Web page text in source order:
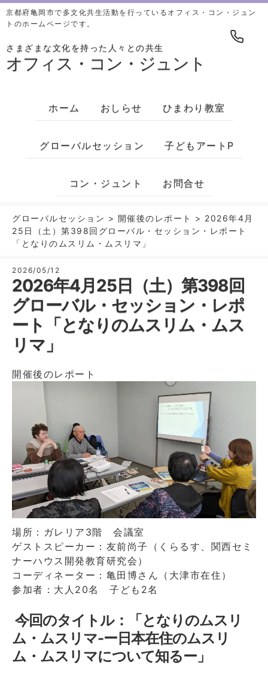
京都府亀岡市で多文化共生活動を行っているオフィス・コン・ジュン
トのホームページです。
さまざまな文化を持った人々との共生
オフィス・コン・ジュント
ホーム おしらせ ひまわり教室
グローバルセッション 子どもアートP
コン・ジュント お問合せ
グローバルセッション > 開催後のレポート > 2026年4月
25日（土）第398回グローバル・セッション・レポート
「となりのムスリム・ムスリマ」
2026/05/12
2026年4月25日（土）第398回
グローバル・セッション・レポ
ート「となりのムスリム・ムス
リマ」
開催後のレポート
場所：ガレリア3階 会議室
ゲストスピーカー：友前尚子（くらるす、関西セミ
ナーハウス開発教育研究会）
コーディネーター：亀田博さん（大津市在住）
参加者：大人20名 子ども2名
今回のタイトル：「となりのムスリ
ム・ムスリマ-ー日本在住のムスリ
ム・ムスリマについて知るー」